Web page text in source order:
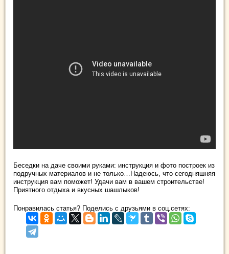
Беседки на даче своими руками: инструкция и фото построек из
подручных материалов и не только…Надеюсь, что сегодняшняя
инструкция вам поможет! Удачи вам в вашем строительстве!
Приятного отдыха и вкусных шашлыков!
Понравилась статья? Поделись с друзьями в соц.сетях: